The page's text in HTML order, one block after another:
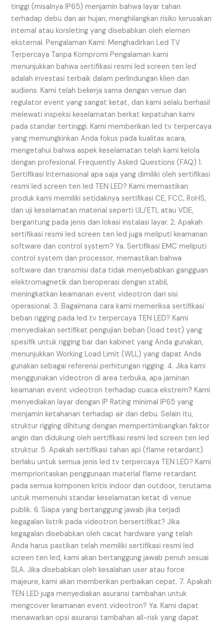
tinggi (misalnya IP65) menjamin bahwa layar tahan
terhadap debu dan air hujan, menghilangkan risiko kerusakan
internal atau korsleting yang disebabkan oleh elemen
eksternal. Pengalaman Kami: Menghadirkan Led TV
Terpercaya Tanpa Kompromi Pengalaman kami
menunjukkan bahwa sertifikasi resmi led screen ten led
adalah investasi terbaik dalam perlindungan klien dan
audiens. Kami telah bekerja sama dengan venue dan
regulator event yang sangat ketat, dan kami selalu berhasil
melewati inspeksi keselamatan berkat kepatuhan kami
pada standar tertinggi. Kami memberikan led tv terpercaya
yang memungkinkan Anda fokus pada kualitas acara,
mengetahui bahwa aspek keselamatan telah kami kelola
dengan profesional. Frequently Asked Questions (FAQ) 1.
Sertifikasi Internasional apa saja yang dimiliki oleh sertifikasi
resmi led screen ten led TEN LED? Kami memastikan
produk kami memiliki setidaknya sertifikasi CE, FCC, RoHS,
dan uji keselamatan material seperti UL/ETL atau VDE,
bergantung pada jenis dan lokasi instalasi layar. 2. Apakah
sertifikasi resmi led screen ten led juga meliputi keamanan
software dan control system? Ya. Sertifikasi EMC meliputi
control system dan processor, memastikan bahwa
software dan transmisi data tidak menyebabkan gangguan
elektromagnetik dan beroperasi dengan stabil,
meningkatkan keamanan event videotron dari sisi
operasional. 3. Bagaimana cara kami memeriksa sertifikasi
beban rigging pada led tv terpercaya TEN LED? Kami
menyediakan sertifikat pengujian beban (load test) yang
spesifik untuk rigging bar dan kabinet yang Anda gunakan,
menunjukkan Working Load Limit (WLL) yang dapat Anda
gunakan sebagai referensi perhitungan rigging. 4. Jika kami
menggunakan videotron di area terbuka, apa jaminan
keamanan event videotron terhadap cuaca ekstrem? Kami
menyediakan layar dengan IP Rating minimal IP65 yang
menjamin ketahanan terhadap air dan debu. Selain itu,
struktur rigging dihitung dengan mempertimbangkan faktor
angin dan didukung oleh sertifikasi resmi led screen ten led
struktur. 5. Apakah sertifikasi tahan api (flame retardant)
berlaku untuk semua jenis led tv terpercaya TEN LED? Kami
memprioritaskan penggunaan material flame retardant
pada semua komponen kritis indoor dan outdoor, terutama
untuk memenuhi standar keselamatan ketat di venue
publik. 6. Siapa yang bertanggung jawab jika terjadi
kegagalan listrik pada videotron bersertifikat? Jika
kegagalan disebabkan oleh cacat hardware yang telah
Anda harus pastikan telah memiliki sertifikasi resmi led
screen ten led, kami akan bertanggung jawab penuh sesuai
SLA. Jika disebabkan oleh kesalahan user atau force
majeure, kami akan memberikan perbaikan cepat. 7. Apakah
TEN LED juga menyediakan asuransi tambahan untuk
mengcover keamanan event videotron? Ya. Kami dapat
menawarkan opsi asuransi tambahan all-risk yang dapat